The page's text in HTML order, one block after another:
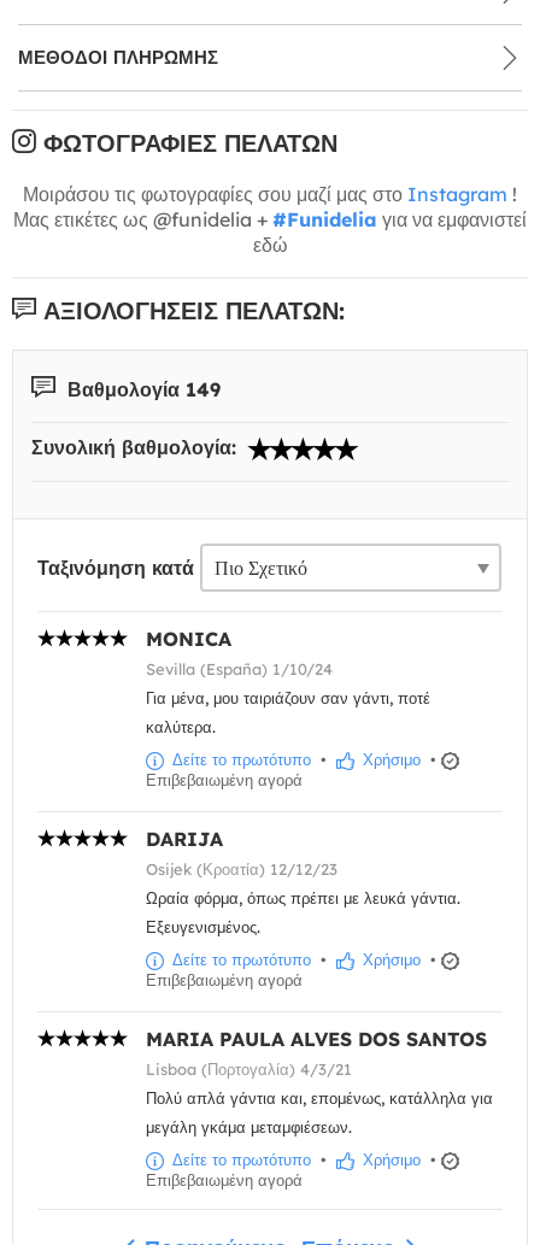
ΜΕΘΌΔΟΙ ΠΛΗΡΩΜΉΣ
ΦΩΤΟΓΡΑΦΊΕΣ ΠΕΛΑΤΏΝ
Μοιράσου τις φωτογραφίες σου μαζί μας στο Instagram !
Μας ετικέτες ως @funidelia + #Funidelia για να εμφανιστεί
εδώ
ΑΞΙΟΛΟΓΉΣΕΙΣ ΠΕΛΑΤΏΝ:
Βαθμολογία 149
Συνολική βαθμολογία:
Ταξινόμηση κατά
MONICA
Sevilla (España) 1/10/24
Για μένα, μου ταιριάζουν σαν γάντι, ποτέ
καλύτερα.
Δείτε το πρωτότυπο • Χρήσιμο •
Επιβεβαιωμένη αγορά
DARIJA
Osijek (Κροατία) 12/12/23
Ωραία φόρμα, όπως πρέπει με λευκά γάντια.
Εξευγενισμένος.
Δείτε το πρωτότυπο • Χρήσιμο •
Επιβεβαιωμένη αγορά
MARIA PAULA ALVES DOS SANTOS
Lisboa (Πορτογαλία) 4/3/21
Πολύ απλά γάντια και, επομένως, κατάλληλα για
μεγάλη γκάμα μεταμφιέσεων.
Δείτε το πρωτότυπο • Χρήσιμο •
Επιβεβαιωμένη αγορά